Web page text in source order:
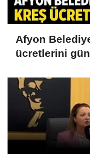
Afyon
ücretlerini